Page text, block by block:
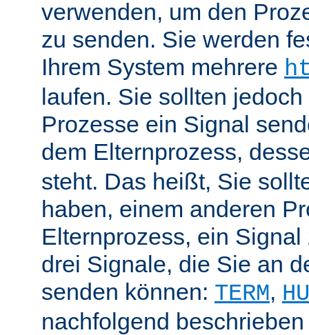
verwenden, um den
zu senden. Sie werden
Ihrem System mehrere
laufen. Sie sollten
Prozesse ein Signal
dem Elternprozess,
steht. Das heißt, Sie
haben, einem anderen
Elternprozess, ein
drei Signale, die Sie an
senden können: TERM,
nachfolgend